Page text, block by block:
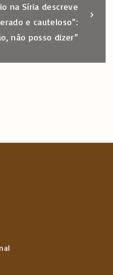
na Síria descreve
e cauteloso”:
não posso dizer”